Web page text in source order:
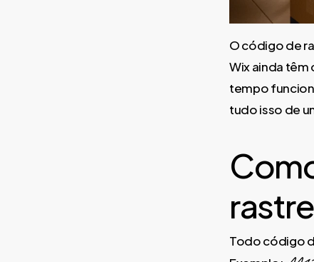
O código de
Wix ainda
tempo
tudo isso de
Todo código